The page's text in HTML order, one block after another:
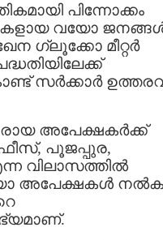
പിന്നോക്കം
വയോ
ഗ്ലൂക്കോ മീറ്റർ
സര്‍ക്കാര്‍
അപേക്ഷകർക്ക്
പൂജപ്പുര,
വിലാസത്തിൽ
അപേക്ഷകൾ